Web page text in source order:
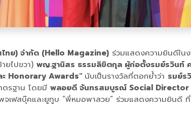
ทย) จำกัด (Hello Magazine) ร่วมแสดงความยินดีใน
ยไปขวา) พญ.ฐานิสร ธรรมลิขิตกุล ผู้ก่อตั้งรมย์รวินท์
Honorary Awards" นับเป็นรางวัลที่ตอกย้ำว่า รมย์ร
ตรฐาน โดยมี พลอยดี จันทรสมบูรณ์ Social
พจเฟสบุ๊คและยูทูบ “พี่หมอพาสวย” ร่วมแสดงความยินดี ที่